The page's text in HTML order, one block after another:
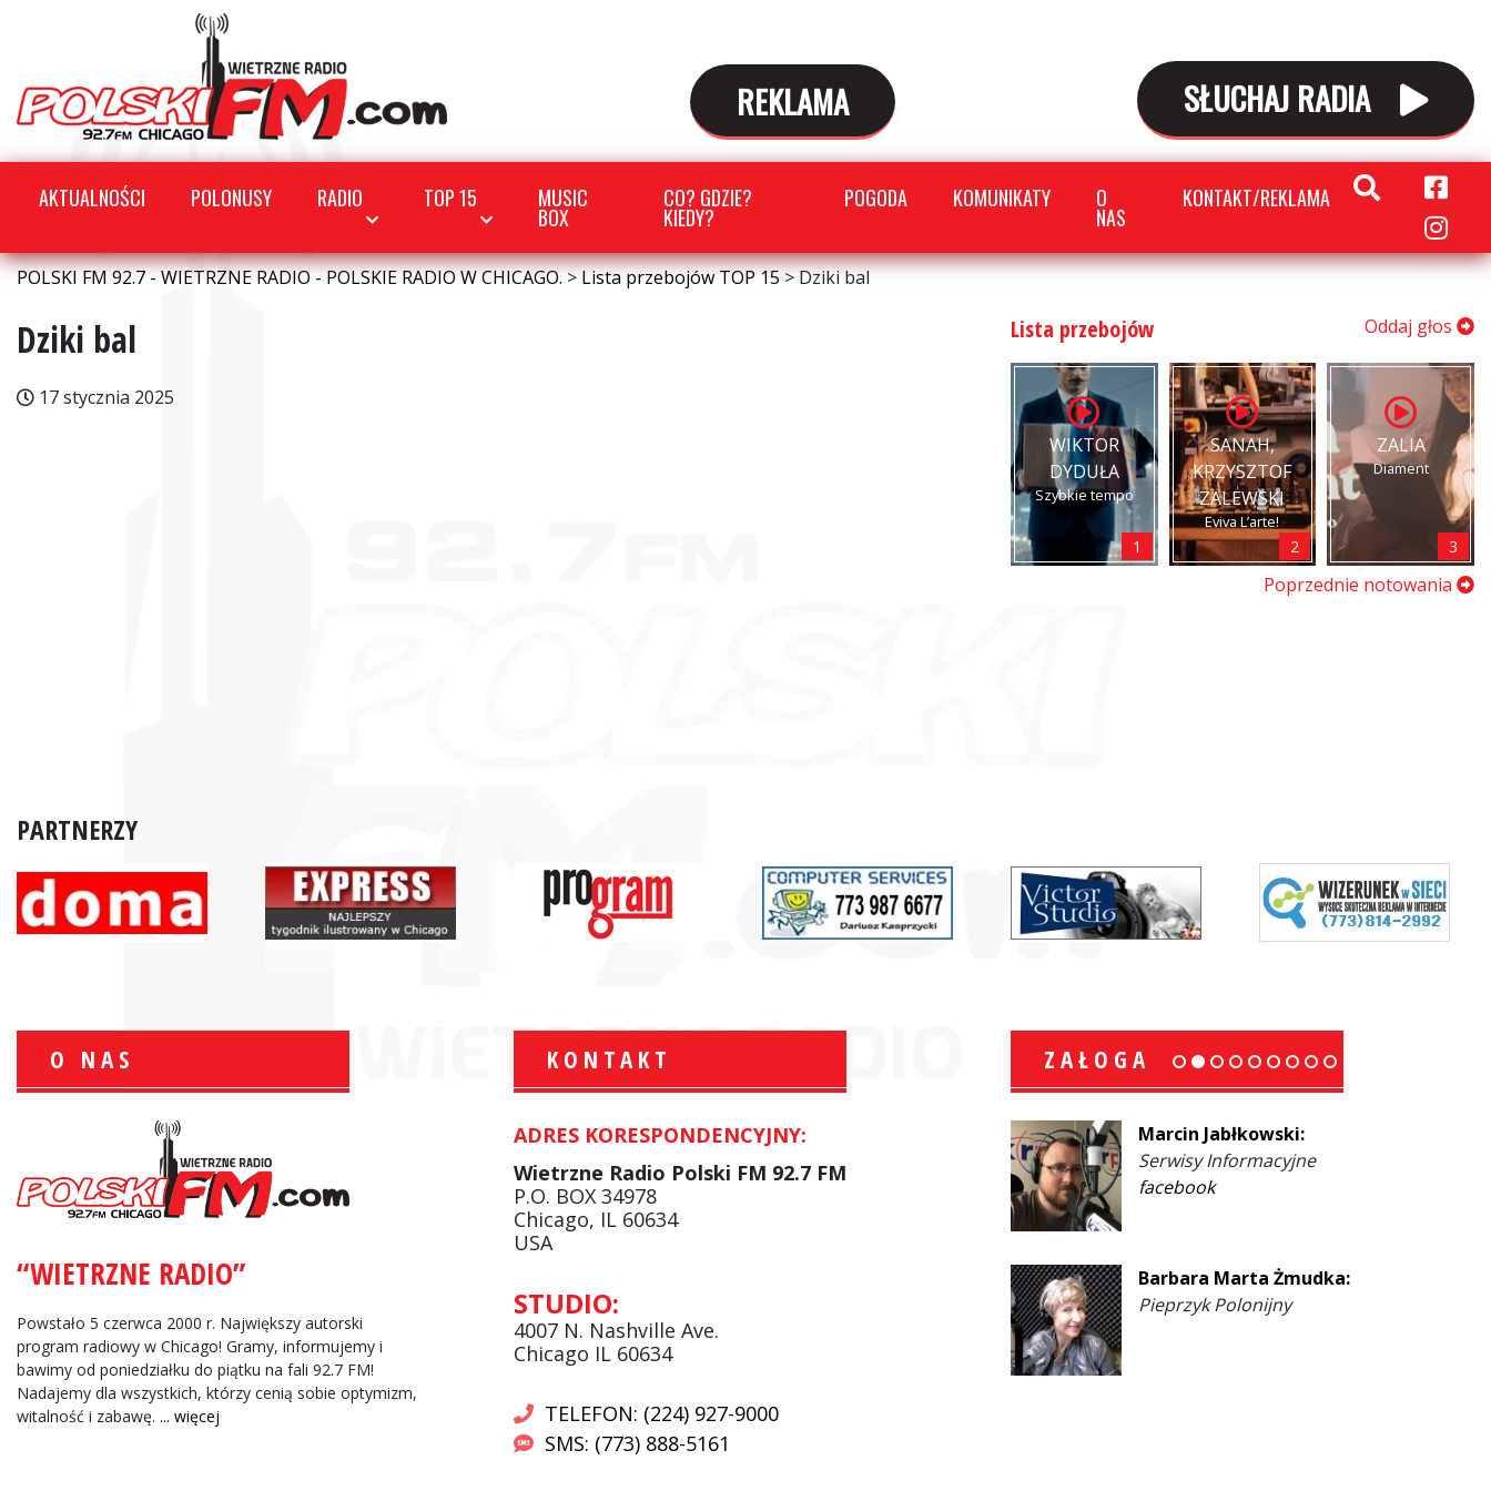
REKLAMA SŁUCHAJ RADIA
AKTUALNOŚCI POLONUSY RADIO TOP 15 MUSIC
BOX
CO? GDZIE?
KIEDY?
POGODA KOMUNIKATY O
NAS
KONTAKT/REKLAMA
POLSKI FM 92.7 - WIETRZNE RADIO - POLSKIE RADIO W CHICAGO.>Lista przebojów TOP 15>Dziki bal
Dziki bal
17 stycznia 2025
Lista przebojów Oddaj głos
WIKTOR
DYDUŁA
Szybkie tempo
1
SANAH,
KRZYSZTOF
ZALEWSKI
Eviva L’arte!
2
ZALIA
Diament
3
Poprzednie notowania
PARTNERZY
O NAS
“WIETRZNE RADIO”
Powstało 5 czerwca 2000 r. Największy autorski
program radiowy w Chicago! Gramy, informujemy i
bawimy od poniedziałku do piątku na fali 92.7 FM!
Nadajemy dla wszystkich, którzy cenią sobie optymizm,
witalność i zabawę. ... więcej
KONTAKT
ADRES KORESPONDENCYJNY:
Wietrzne Radio Polski FM 92.7 FM
P.O. BOX 34978
Chicago, IL 60634
USA
STUDIO:
4007 N. Nashville Ave.
Chicago IL 60634
TELEFON: (224) 927-9000
SMS: (773) 888-5161
ZAŁOGA
Sport Polonijny
Zbigniew Wojewnik:
Krzysztof Wawer:
Komentator
facebook
Marcin Jabłkowski:
Serwisy Informacyjne
facebook
Barbara Marta Żmudka:
Pieprzyk Polonijny